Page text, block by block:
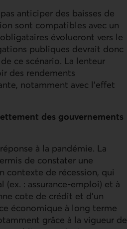
anticiper des baisses de
sont compatibles avec un
évolueront vers le
publiques devrait donc
ce scénario. La lenteur
des rendements
notamment avec l’effet
des gouvernements
à la pandémie. La
de constater une
contexte de récession, qui
(ex. : assurance-emploi) et à
cote de crédit et d’un
économique à long terme
grâce à la vigueur de